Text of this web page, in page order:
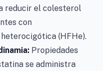
reducir el colesterol
con
(HFHe).
Propiedades
se administra